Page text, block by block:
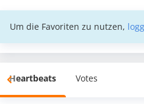
Um die Favoriten zu nutzen,
Heartbeats Votes